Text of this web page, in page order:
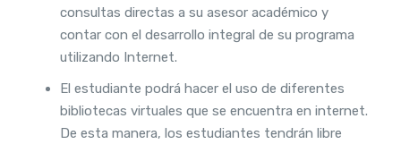
consultas directas a su asesor académico y
contar con el desarrollo integral de su programa
utilizando Internet.
El estudiante podrá hacer el uso de diferentes
bibliotecas virtuales que se encuentra en internet.
De esta manera, los estudiantes tendrán libre